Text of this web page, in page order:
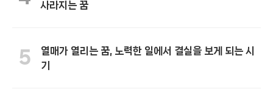
사라지는 꿈
5
열매가 열리는 꿈, 노력한 일에서 결실을 보게 되는 시
기